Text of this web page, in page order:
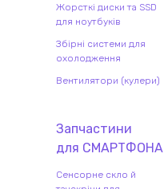
Жорсткі диски та SSD
для ноутбуків
Збірні системи для
охолодження
Вентилятори (кулери)
Запчастини
для СМАРТФОНА
Сенсорне скло й